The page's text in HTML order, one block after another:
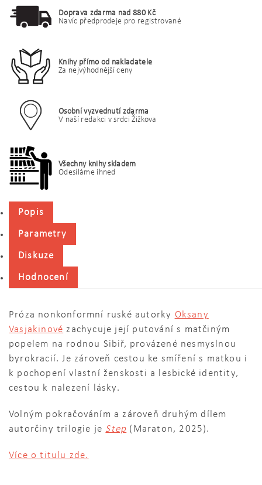
Doprava zdarma nad 880 Kč
Navíc předprodeje pro registrované
Knihy přímo od nakladatele
Za nejvýhodnější ceny
Osobní vyzvednutí zdarma
V naší redakci v srdci Žižkova
Všechny knihy skladem
Odesíláme ihned
Popis
Parametry
Diskuze
Hodnocení
Próza nonkonformní ruské autorky Oksany
Vasjakinové zachycuje její putování s matčiným
popelem na rodnou Sibiř, provázené nesmyslnou
byrokracií. Je zároveň cestou ke smíření s matkou i
k pochopení vlastní ženskosti a lesbické identity,
cestou k nalezení lásky.
Volným pokračováním a zároveň druhým dílem
autorčiny trilogie je Step (Maraton, 2025).
Více o titulu zde.